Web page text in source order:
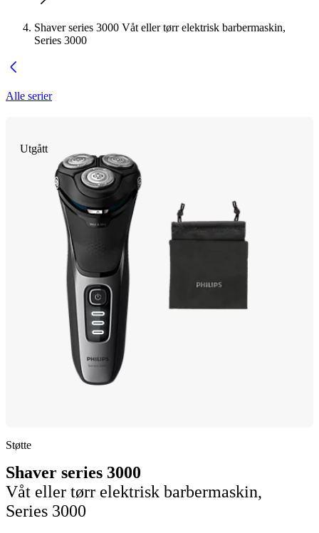
Shaver series 3000 Våt eller tørr elektrisk barbermaskin,
Series 3000
Alle serier
Utgått
Støtte
Shaver series 3000
Våt eller tørr elektrisk barbermaskin,
Series 3000